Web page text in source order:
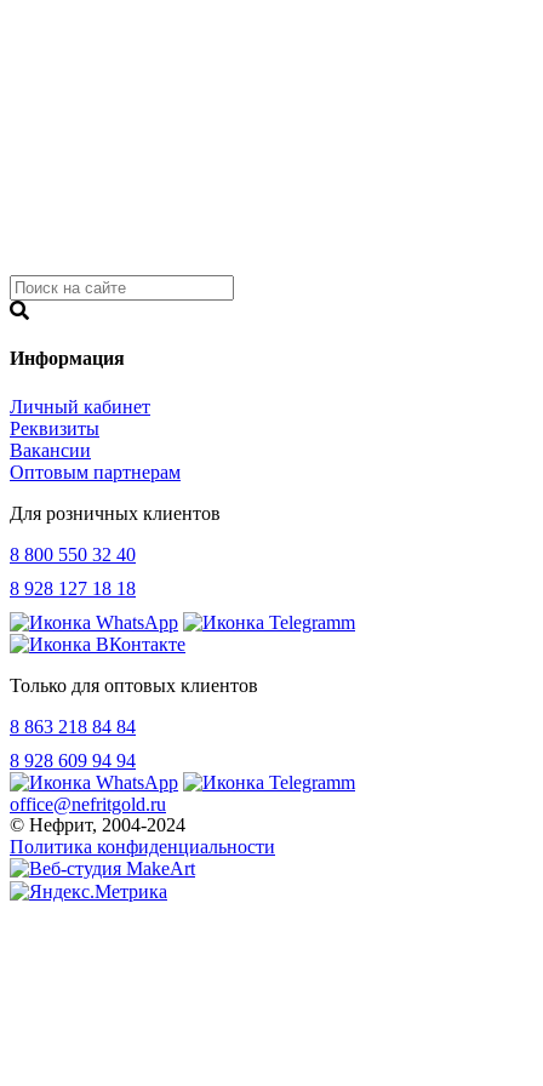
Информация
Личный кабинет
Реквизиты
Вакансии
Оптовым партнерам
Для розничных клиентов
8 800 550 32 40
8 928 127 18 18
Только для оптовых клиентов
8 863 218 84 84
8 928 609 94 94
office@nefritgold.ru
© Нефрит, 2004-2024
Политика конфиденциальности